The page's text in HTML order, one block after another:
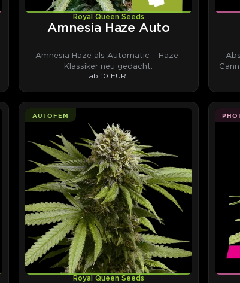
Royal Queen Seeds
Amnesia Haze Auto
Amnesia Haze als Automatic – Haze-
Klassiker neu gedacht.
ab 10 EUR
AUTOFEM
Royal Queen Seeds